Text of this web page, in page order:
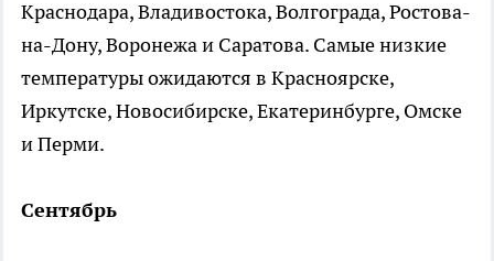
Краснодара, Владивостока, Волгограда, Ростова-
на-Дону, Воронежа и Саратова. Самые низкие
температуры ожидаются в Красноярске,
Иркутске, Новосибирске, Екатеринбурге, Омске
и Перми.
Сентябрь